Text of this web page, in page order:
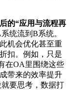
的“应用与流程再
统流到B系统。
机会优化甚至重
扣。例如，只是
在OA里围绕这些
带来的效率提升
要思考，数据打